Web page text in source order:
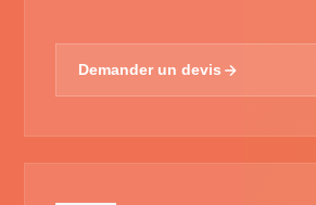
Demander un devis